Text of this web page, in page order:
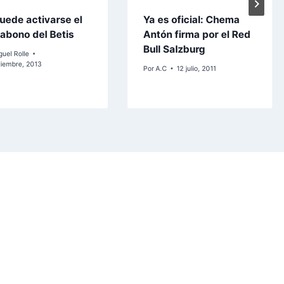
activarse el
del Betis
Rolle
2013
Ya es oficial: Chema
Antón firma por el Red
Bull Salzburg
PorA.C 12 julio, 2011